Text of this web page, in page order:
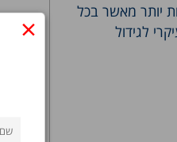
×
יותר מאשר בכל
לגידול